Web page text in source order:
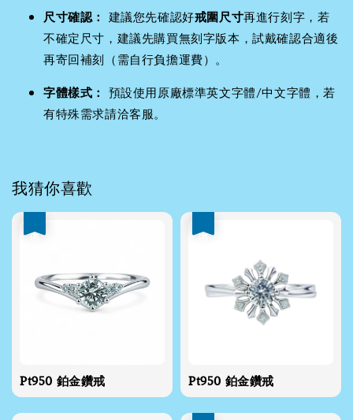
尺寸確認： 建議您先確認好戒圍尺寸再進行刻字，若
不確定尺寸，建議先購買無刻字版本，試戴確認合適後
再寄回補刻（需自行負擔運費）。
字體樣式： 預設使用原廠標準英文字體/中文字體，若
有特殊需求請洽客服。
我猜你喜歡
Pt950 鉑金鑽戒 Pt950 鉑金鑽戒